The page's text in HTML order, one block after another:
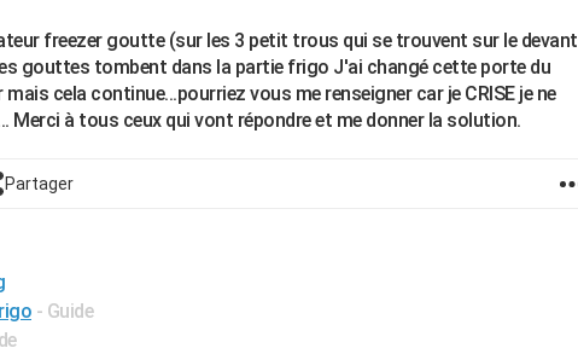
freezer goutte (sur les 3 petit trous qui se trouvent sur le devant
gouttes tombent dans la partie frigo J'ai changé cette porte du
cela continue...pourriez vous me renseigner car je CRISE je ne
Merci à tous ceux qui vont répondre et me donner la solution.
Partager
- Guide